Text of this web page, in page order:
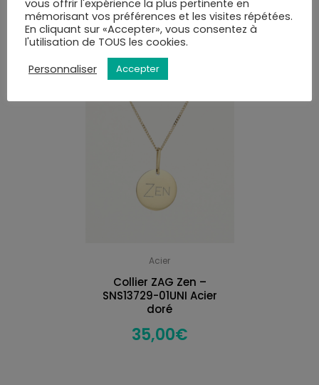
VOUS AIMEREZ PEUT-ÊTRE AUSSI…
Acier
Collier ZAG Zen –
SNS13729-01UNI Acier
doré
35,00€
vous offrir l'expérience la plus pertinente en
mémorisant vos préférences et les visites répétées.
En cliquant sur «Accepter», vous consentez à
l'utilisation de TOUS les cookies.
Personnaliser
Accepter